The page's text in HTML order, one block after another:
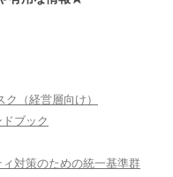
（経営層向け）
ブック
対策のための統一基準群